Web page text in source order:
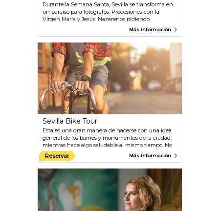
Durante la Semana Santa, Sevilla se transforma en
un paraíso para fotógrafos. Procesiones con la
Virgen María y Jesús, Nazarenos pidiendo
penitencia, y coloridas pero no del todo afinadas
música y alegría.
Más información
Sevilla Bike Tour
Esta es una gran manera de hacerse con una idea
general de los barrios y monumentos de la ciudad,
mientras hace algo saludable al mismo tiempo. No
hay subidas extenuantes y siempre y cuando no
sufra de algún problema de salud, este es el camino
a seguir.
Reservar Más información